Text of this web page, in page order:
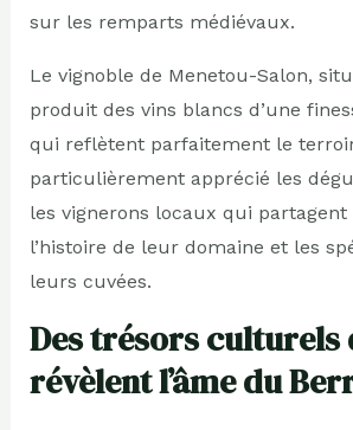
sur les remparts médiévaux.
Le vignoble de Menetou-Salon,
produit des vins blancs d’une
qui reflètent parfaitement le
particulièrement apprécié les
les vignerons locaux qui partagent
l’histoire de leur domaine et les
leurs cuvées.
Des trésors culturels
révèlent l’âme du